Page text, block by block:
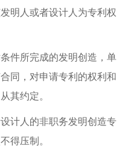
明人或者设计人为专利权
所完成的发明创造，单
同，对申请专利的权利和
其约定。
人的非职务发明创造专
得压制。